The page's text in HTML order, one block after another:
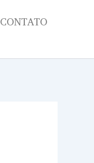
CONTATO